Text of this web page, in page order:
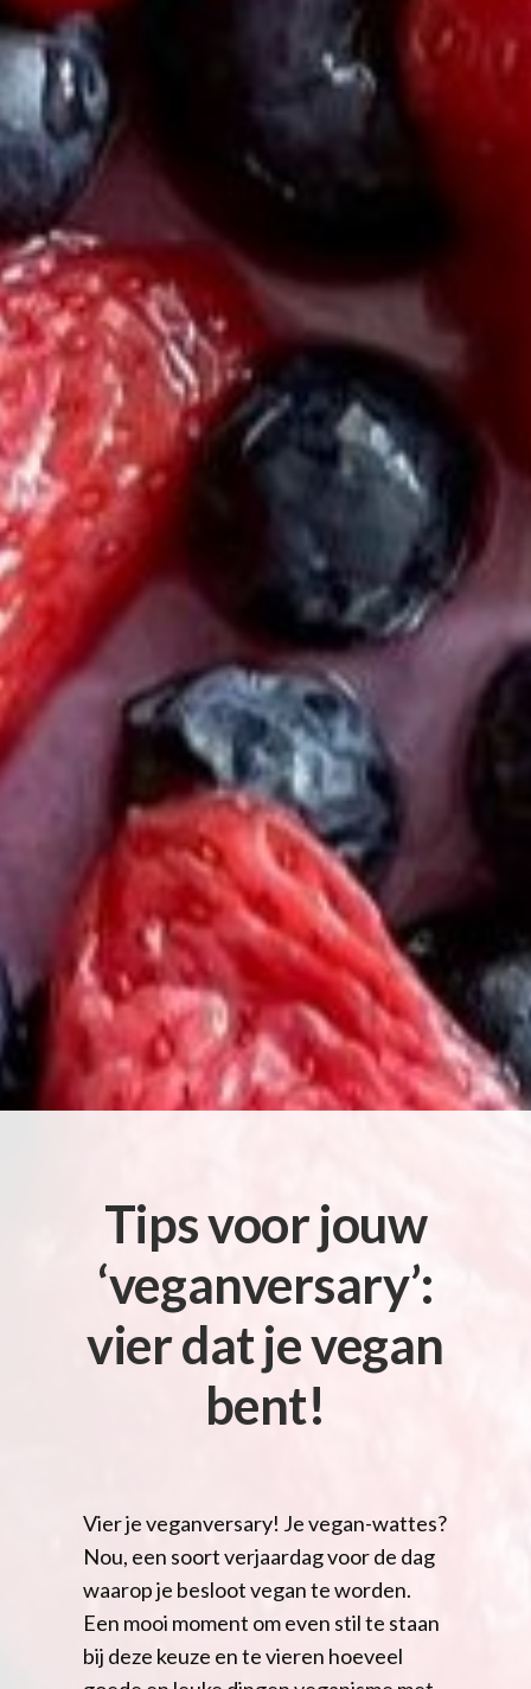
Tips voor jouw
‘veganversary’:
vier dat je vegan
bent!
Vier je veganversary! Je vegan-wattes?
Nou, een soort verjaardag voor de dag
waarop je besloot vegan te worden.
Een mooi moment om even stil te staan
bij deze keuze en te vieren hoeveel